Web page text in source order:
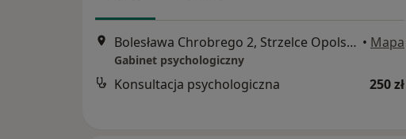
Bolesława Chrobrego 2, Strzelce Opolskie • Mapa
Gabinet psychologiczny
Konsultacja psychologiczna 250 zł